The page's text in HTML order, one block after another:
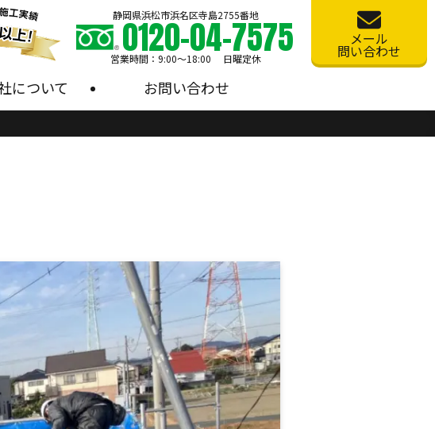
について お問い合わせ
静岡県浜松市浜名区寺島2755番地
0120-04-7575
営業時間：9:00〜18:00 日曜定休
メール
問い合わせ